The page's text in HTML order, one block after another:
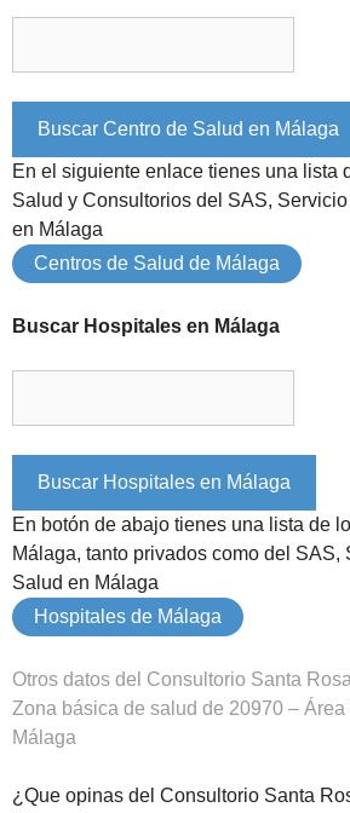
En el siguiente enlace tienes una lista
Salud y Consultorios del SAS,
en Málaga
Centros de Salud de Málaga
Buscar Hospitales en Málaga
En botón de abajo tienes una lista de
Málaga, tanto privados como del SAS,
Salud en Málaga
Hospitales de Málaga
Otros datos del Consultorio Santa
Zona básica de salud de 20970 –
Málaga
¿Que opinas del Consultorio Santa